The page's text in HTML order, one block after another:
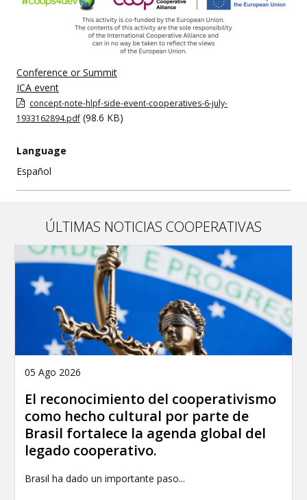
Conference or Summit
ICA event
concept-note-hlpf-side-event-cooperatives-6-july-
1933162894.pdf (98.6 KB)
Language
Español
ÚLTIMAS NOTICIAS COOPERATIVAS
05 Ago 2026
El reconocimiento del cooperativismo
como hecho cultural por parte de
Brasil fortalece la agenda global del
legado cooperativo.
Brasil ha dado un importante paso...